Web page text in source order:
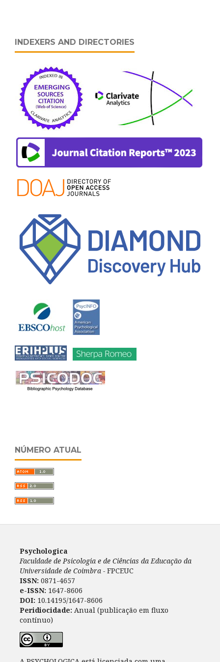
INDEXERS AND DIRECTORIES
NÚMERO ATUAL
Psychologica
Faculdade de Psicologia e de Ciências da Educação da
Universidade de Coimbra - FPCEUC
ISSN: 0871-4657
e-ISSN: 1647-8606
DOI: 10.14195/1647-8606
Peridiocidade: Anual (publicação em fluxo
contínuo)